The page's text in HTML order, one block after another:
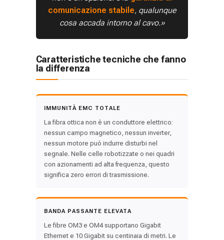
comunicazione stabile, qualunque
cosa accada intorno al cavo.»
Caratteristiche tecniche che fanno
la differenza
IMMUNITÀ EMC TOTALE
La fibra ottica non è un conduttore elettrico:
nessun campo magnetico, nessun inverter,
nessun motore può indurre disturbi nel
segnale. Nelle celle robotizzate o nei quadri
con azionamenti ad alta frequenza, questo
significa zero errori di trasmissione.
BANDA PASSANTE ELEVATA
Le fibre OM3 e OM4 supportano Gigabit
Ethernet e 10 Gigabit su centinaia di metri. Le